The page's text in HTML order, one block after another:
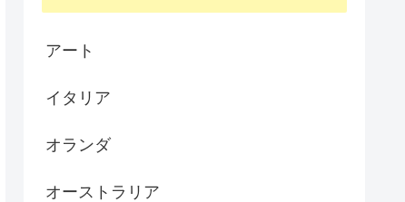
アート
イタリア
オランダ
オーストラリア